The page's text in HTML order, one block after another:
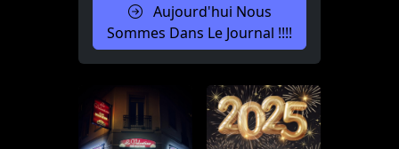
Aujourd'hui Nous
Sommes Dans Le Journal !!!!